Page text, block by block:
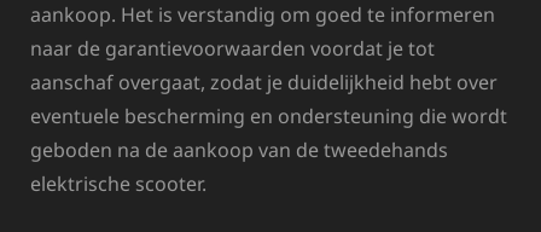
aankoop. Het is verstandig om goed te informeren
naar de garantievoorwaarden voordat je tot
aanschaf overgaat, zodat je duidelijkheid hebt over
eventuele bescherming en ondersteuning die wordt
geboden na de aankoop van de tweedehands
elektrische scooter.